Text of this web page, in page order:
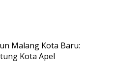
Malang Kota Baru:
Kota Apel